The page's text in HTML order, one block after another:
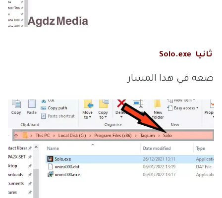
ثانيا Solo.exe
ضعه في هدا المسار